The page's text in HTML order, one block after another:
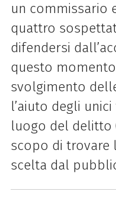
un commissario
quattro
difendersi
questo
svolgimento
l’aiuto degli
luogo del delitto
scopo di trovare
scelta dal